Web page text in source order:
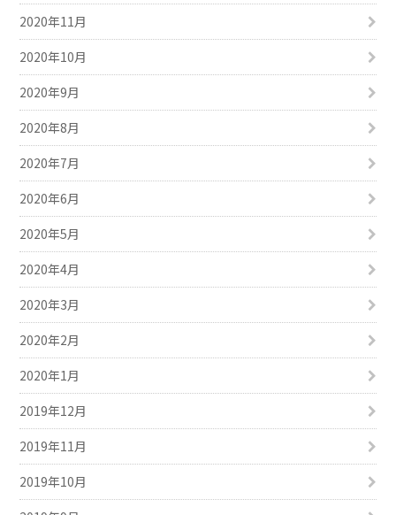
2020年11月
2020年10月
2020年9月
2020年8月
2020年7月
2020年6月
2020年5月
2020年4月
2020年3月
2020年2月
2020年1月
2019年12月
2019年11月
2019年10月